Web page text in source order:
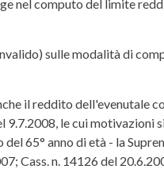
nel computo del limite
sulle modalità di
il reddito dell'evenutale
le cui motivazioni
65° anno di età - la
Cass. n. 14126 del